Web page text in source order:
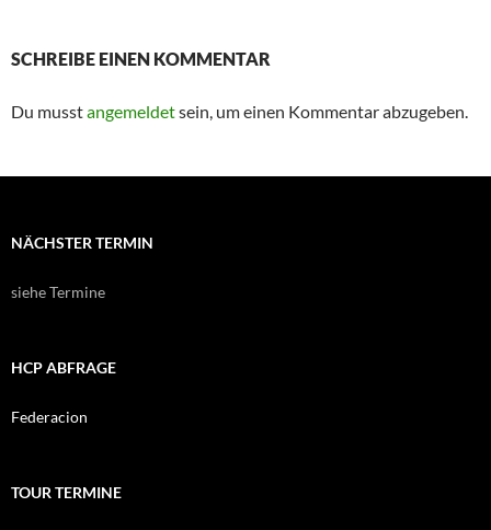
SCHREIBE EINEN KOMMENTAR
Du musstangemeldetsein, um einen Kommentar abzugeben.
NÄCHSTER TERMIN
siehe Termine
HCP ABFRAGE
Federacion
TOUR TERMINE